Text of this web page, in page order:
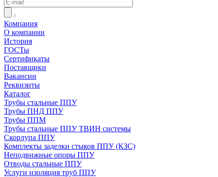
Компания
О компании
История
ГОСТы
Сертификаты
Поставщики
Вакансии
Реквизиты
Каталог
Трубы стальные ППУ
Трубы ПНД ППУ
Трубы ППМ
Трубы стальные ППУ ТВИН системы
Скорлупа ППУ
Комплекты заделки стыков ППУ (КЗС)
Неподвижные опоры ППУ
Отводы стальные ППУ
Услуги изоляция труб ППУ